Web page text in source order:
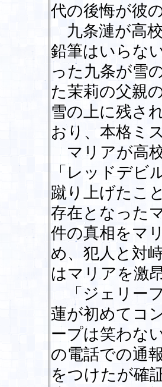
代の後悔が彼
九条漣が高
鉛筆はいらな
った九条が雪
た茉莉の父親
雪の上に残さ
おり、本格ミ
マリアが高
「レッドデビ
蹴り上げたこ
存在となった
件の真相をマ
め、犯人と対
はマリアを激
「ジェリー
蓮が初めてコ
ープは笑わな
の電話での通
をつけたが確